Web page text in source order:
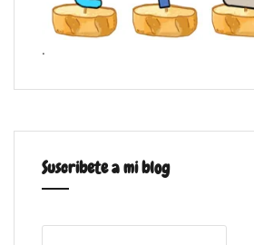
.
Suscribete a mi blog